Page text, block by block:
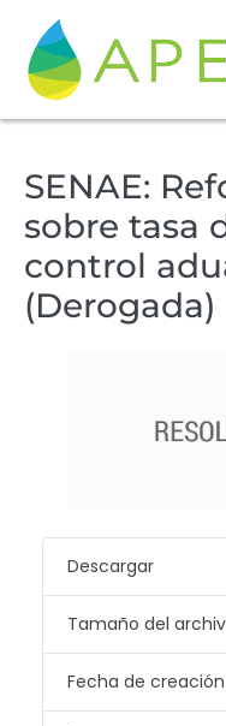
SENAE:
sobre tasa
control
(Derogada)
Descargar
Tamaño del
Fecha de creación